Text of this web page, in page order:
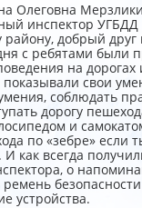
инспектор УГБДД
району, добрый друг
с ребятами были
на
показывали свои
соблюдать
дорогу
и
по «зебре» если
И как всегда
о
ремень
устройства.